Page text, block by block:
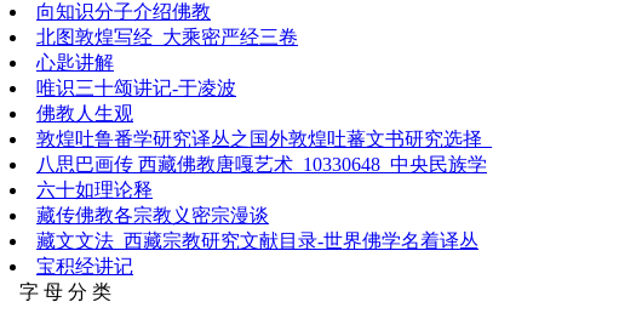
向知识分子介绍佛教
北图敦煌写经_大乘密严经三卷
心匙讲解
唯识三十颂讲记-于凌波
佛教人生观
敦煌吐鲁番学研究译丛之国外敦煌吐蕃文书研究选择_
八思巴画传 西藏佛教唐嘎艺术_10330648_中央民族学
六十如理论释
藏传佛教各宗教义密宗漫谈
藏文文法_西藏宗教研究文献目录-世界佛学名着译丛
宝积经讲记
字 母 分 类